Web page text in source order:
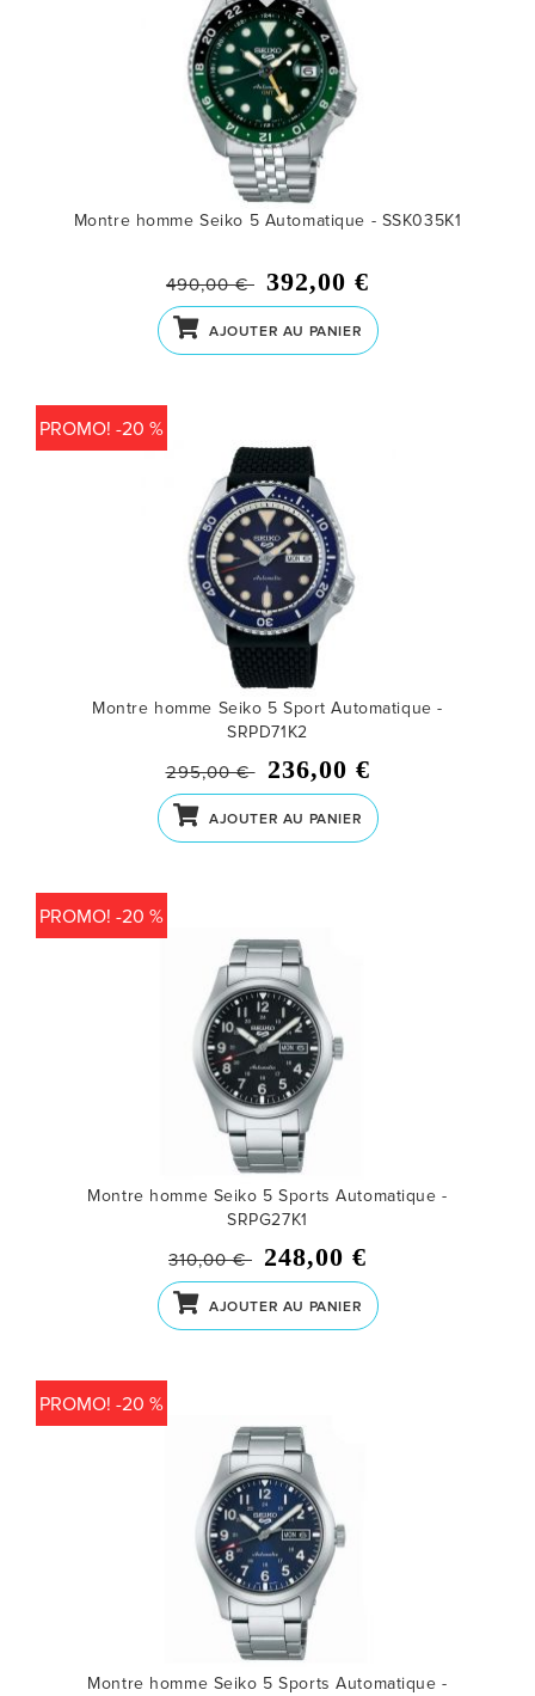
Montre homme Seiko 5 Automatique - SSK035K1
490,00 € 392,00 €
AJOUTER AU PANIER
PROMO! -20 %
Montre homme Seiko 5 Sport Automatique -
SRPD71K2
295,00 € 236,00 €
AJOUTER AU PANIER
PROMO! -20 %
Montre homme Seiko 5 Sports Automatique -
SRPG27K1
310,00 € 248,00 €
AJOUTER AU PANIER
PROMO! -20 %
Montre homme Seiko 5 Sports Automatique -